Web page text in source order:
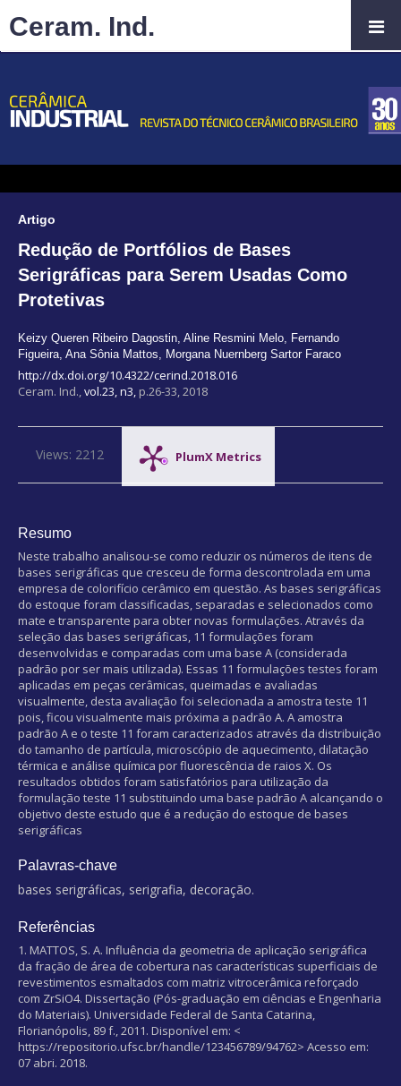
Artigo
Redução de Portfólios de Bases
Serigráficas para Serem Usadas Como
Protetivas
Keizy Queren Ribeiro Dagostin, Aline Resmini Melo, Fernando
Figueira, Ana Sônia Mattos, Morgana Nuernberg Sartor Faraco
http://dx.doi.org/10.4322/cerind.2018.016
Ceram. Ind.,vol.23, n3, p.26-33, 2018
PlumX Metrics
Views: 2212
Resumo
Neste trabalho analisou-se como reduzir os números de itens de
bases serigráficas que cresceu de forma descontrolada em uma
empresa de colorifício cerâmico em questão. As bases serigráficas
do estoque foram classificadas, separadas e selecionados como
mate e transparente para obter novas formulações. Através da
seleção das bases serigráficas, 11 formulações foram
desenvolvidas e comparadas com uma base A (considerada
padrão por ser mais utilizada). Essas 11 formulações testes foram
aplicadas em peças cerâmicas, queimadas e avaliadas
visualmente, desta avaliação foi selecionada a amostra teste 11
pois, ficou visualmente mais próxima a padrão A. A amostra
padrão A e o teste 11 foram caracterizados através da distribuição
do tamanho de partícula, microscópio de aquecimento, dilatação
térmica e análise química por fluorescência de raios X. Os
resultados obtidos foram satisfatórios para utilização da
formulação teste 11 substituindo uma base padrão A alcançando o
objetivo deste estudo que é a redução do estoque de bases
serigráficas
Palavras-chave
bases serigráficas, serigrafia, decoração.
Referências
1. MATTOS, S. A. Influência da geometria de aplicação serigráfica
da fração de área de cobertura nas características superficiais de
revestimentos esmaltados com matriz vitrocerâmica reforçado
com ZrSiO4. Dissertação (Pós-graduação em ciências e Engenharia
do Materiais). Universidade Federal de Santa Catarina,
Florianópolis, 89 f., 2011. Disponível em: <
https://repositorio.ufsc.br/handle/123456789/94762> Acesso em:
07 abri. 2018.
Ceram. Ind.